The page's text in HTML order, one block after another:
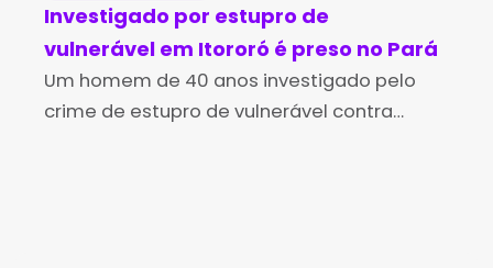
Investigado por estupro de
vulnerável em Itororó é preso no Pará
Um homem de 40 anos investigado pelo
crime de estupro de vulnerável contra